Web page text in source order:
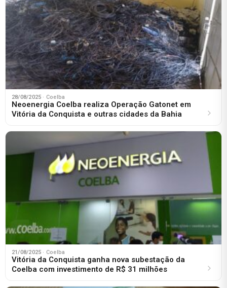
28/08/2025 · Coelba
Neoenergia Coelba realiza Operação Gatonet em
Vitória da Conquista e outras cidades da Bahia
21/08/2025 · Coelba
Vitória da Conquista ganha nova subestação da
Coelba com investimento de R$ 31 milhões